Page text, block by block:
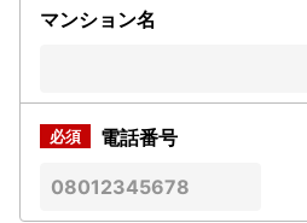
マンション名
電話番号